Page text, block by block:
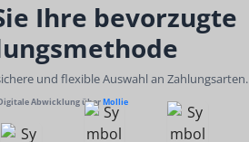
Ihre bevorzugte
und flexible Auswahl an Zahlungsarten.
Abwicklung überMollie